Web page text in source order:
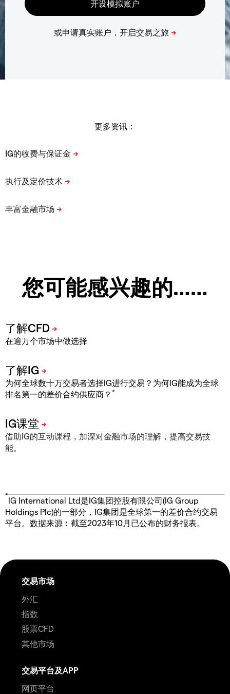
更多资讯：
您可能感兴趣的……
在逾万个市场中做选择
为何全球数十万交易者选择IG进行交易？为何IG能成为全球
排名第一的差价合约供应商？ *
借助IG的互动课程，加深对金融市场的理解，提高交易技
能。
*
IG International Ltd是IG集团控股有限公司(IG Group
Holdings Plc)的一部分，IG集团是全球第一的差价合约交易
平台。数据来源︰截至2023年10月已公布的财务报表。
交易市场
外汇
指数
股票CFD
其他市场
交易平台及APP
网页平台